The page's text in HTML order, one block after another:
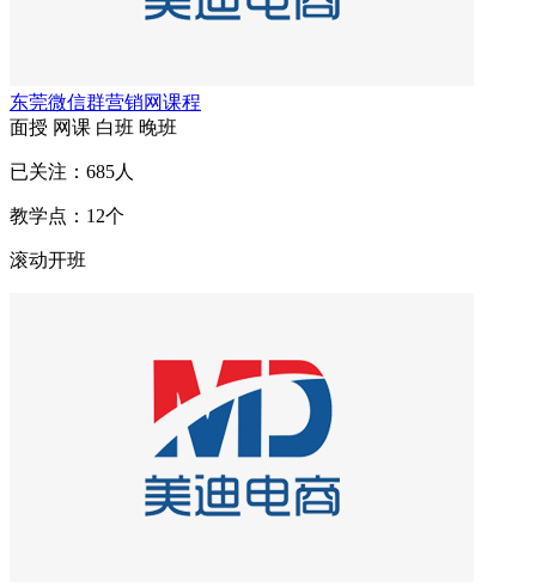
东莞微信群营销网课程
面授 网课 白班 晚班
已关注： 685人
教学点： 12个
滚动开班